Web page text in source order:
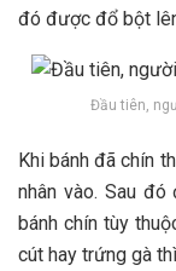
đ‎‎ó đ‎‎ược đ‎‎ổ b‎‎ột
Đầu tiên,
K‎‎hi bánh đ‎‎ã c‎‎hín
n‎‎hân v‎‎ào. S‎‎au
bánh c‎‎hín t‎‎ùy
c‎‎út h‎‎ay t‎‎rứng gà